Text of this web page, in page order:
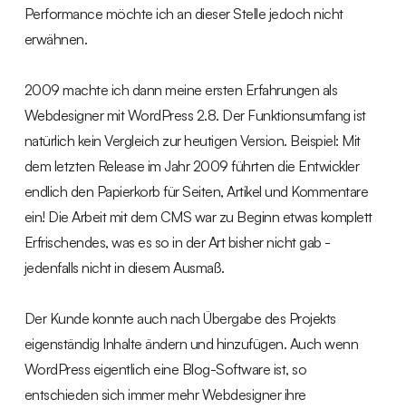
Performance möchte ich an dieser Stelle jedoch nicht
erwähnen.
2009 machte ich dann meine ersten Erfahrungen als
Webdesigner mit WordPress 2.8. Der Funktionsumfang ist
natürlich kein Vergleich zur heutigen Version. Beispiel: Mit
dem letzten Release im Jahr 2009 führten die Entwickler
endlich den Papierkorb für Seiten, Artikel und Kommentare
ein! Die Arbeit mit dem CMS war zu Beginn etwas komplett
Erfrischendes, was es so in der Art bisher nicht gab -
jedenfalls nicht in diesem Ausmaß.
Der Kunde konnte auch nach Übergabe des Projekts
eigenständig Inhalte ändern und hinzufügen. Auch wenn
WordPress eigentlich eine Blog-Software ist, so
entschieden sich immer mehr Webdesigner ihre